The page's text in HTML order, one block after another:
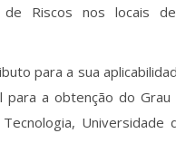
Riscos nos locais de
para a sua
para a obtenção do
Universidade